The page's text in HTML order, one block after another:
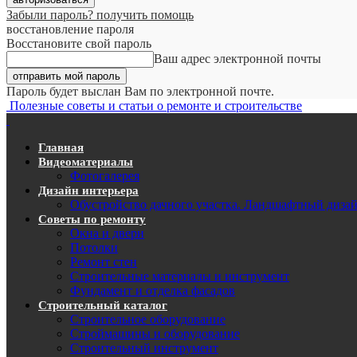
Забыли пароль? получить помощь
восстановление пароля
Восстановите свой пароль
Ваш адрес электронной почты
Пароль будет выслан Вам по электронной почте.
Полезные советы и статьи о ремонте и строительстве
Главная
Видеоматериалы
Фотогалерея
Дизайн интерьера
Обустройство дачного участка. Ландшафтный
Советы по ремонту
Окна и двери
Потолки
Ремонт стен
Строительные материалы и инструмент
Фундамент и отделка фасадов
Строительный каталог
Строительное оборудование
Строймашины и оборудование
Строительный инструмент